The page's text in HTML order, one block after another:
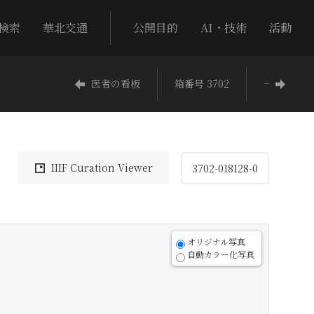
索 華北交通 公開目的 AI・技術 活動
医者の看板 箱番号 3702 −
IIIF Curation Viewer 3702-018128-0
オリジナル写真
自動カラー化写真